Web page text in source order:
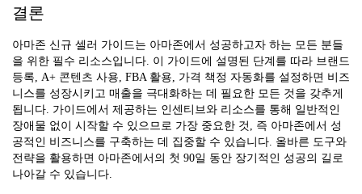
결론
아마존 신규 셀러 가이드는 아마존에서 성공하고자 하는 모든 분들
을 위한 필수 리소스입니다. 이 가이드에 설명된 단계를 따라 브랜드
등록, A+ 콘텐츠 사용, FBA 활용, 가격 책정 자동화를 설정하면 비즈
니스를 성장시키고 매출을 극대화하는 데 필요한 모든 것을 갖추게
됩니다. 가이드에서 제공하는 인센티브와 리소스를 통해 일반적인
장애물 없이 시작할 수 있으므로 가장 중요한 것, 즉 아마존에서 성
공적인 비즈니스를 구축하는 데 집중할 수 있습니다. 올바른 도구와
전략을 활용하면 아마존에서의 첫 90일 동안 장기적인 성공의 길로
나아갈 수 있습니다.